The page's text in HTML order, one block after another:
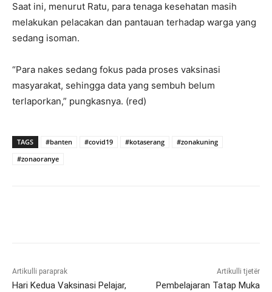
Saat ini, menurut Ratu, para tenaga kesehatan masih
melakukan pelacakan dan pantauan terhadap warga yang
sedang isoman.
“Para nakes sedang fokus pada proses vaksinasi
masyarakat, sehingga data yang sembuh belum
terlaporkan,” pungkasnya. (red)
TAGS #banten #covid19 #kotaserang
#zonakuning
#zonaoranye
Artikulli paraprak
Hari Kedua Vaksinasi Pelajar,
Artikulli tjetër
Pembelajaran Tatap Muka